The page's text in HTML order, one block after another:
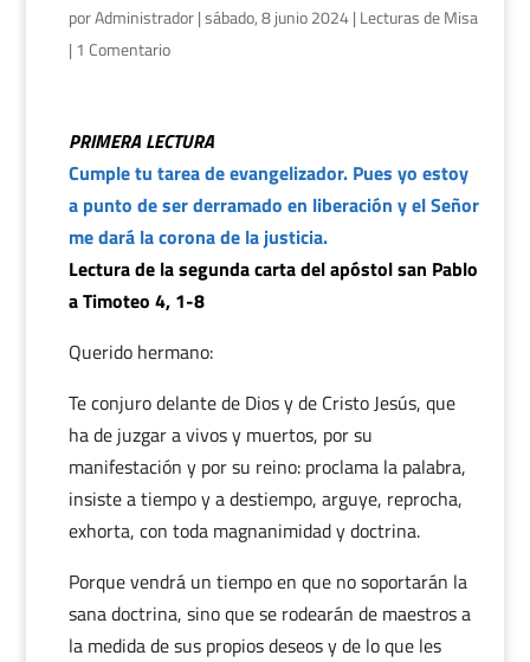
porAdministrador|sábado, 8 junio 2024| Lecturas de Misa
| 1 Comentario
PRIMERA LECTURA
Cumple tu tarea de evangelizador. Pues yo estoy
a punto de ser derramado en liberación y el Señor
me dará la corona de la justicia.
Lectura de la segunda carta del apóstol san Pablo
a Timoteo 4, 1-8
Querido hermano:
Te conjuro delante de Dios y de Cristo Jesús, que
ha de juzgar a vivos y muertos, por su
manifestación y por su reino: proclama la palabra,
insiste a tiempo y a destiempo, arguye, reprocha,
exhorta, con toda magnanimidad y doctrina.
Porque vendrá un tiempo en que no soportarán la
sana doctrina, sino que se rodearán de maestros a
la medida de sus propios deseos y de lo que les